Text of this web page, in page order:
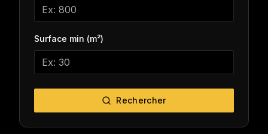
Surface min (m²)
Rechercher